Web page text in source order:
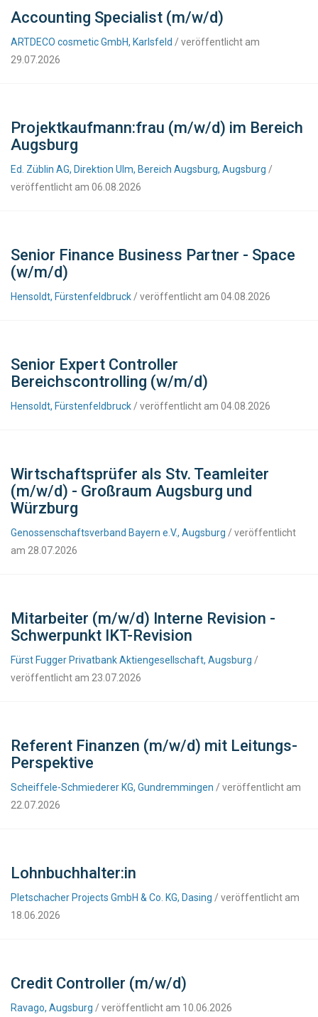
Accounting Specialist (m/w/d)
ARTDECO cosmetic GmbH, Karlsfeld / veröffentlicht am
29.07.2026
Projektkaufmann:frau (m/w/d) im Bereich
Augsburg
Ed. Züblin AG, Direktion Ulm, Bereich Augsburg, Augsburg /
veröffentlicht am 06.08.2026
Senior Finance Business Partner - Space
(w/m/d)
Hensoldt, Fürstenfeldbruck / veröffentlicht am 04.08.2026
Senior Expert Controller
Bereichscontrolling (w/m/d)
Hensoldt, Fürstenfeldbruck / veröffentlicht am 04.08.2026
Wirtschaftsprüfer als Stv. Teamleiter
(m/w/d) - Großraum Augsburg und
Würzburg
Genossenschaftsverband Bayern e.V., Augsburg / veröffentlicht
am 28.07.2026
Mitarbeiter (m/w/d) Interne Revision -
Schwerpunkt IKT-Revision
Fürst Fugger Privatbank Aktiengesellschaft, Augsburg /
veröffentlicht am 23.07.2026
Referent Finanzen (m/w/d) mit Leitungs-
Perspektive
Scheiffele-Schmiederer KG, Gundremmingen / veröffentlicht am
22.07.2026
Lohnbuchhalter:in
Pletschacher Projects GmbH & Co. KG, Dasing / veröffentlicht am
18.06.2026
Credit Controller (m/w/d)
Ravago, Augsburg / veröffentlicht am 10.06.2026